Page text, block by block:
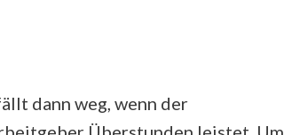
dann weg, wenn der